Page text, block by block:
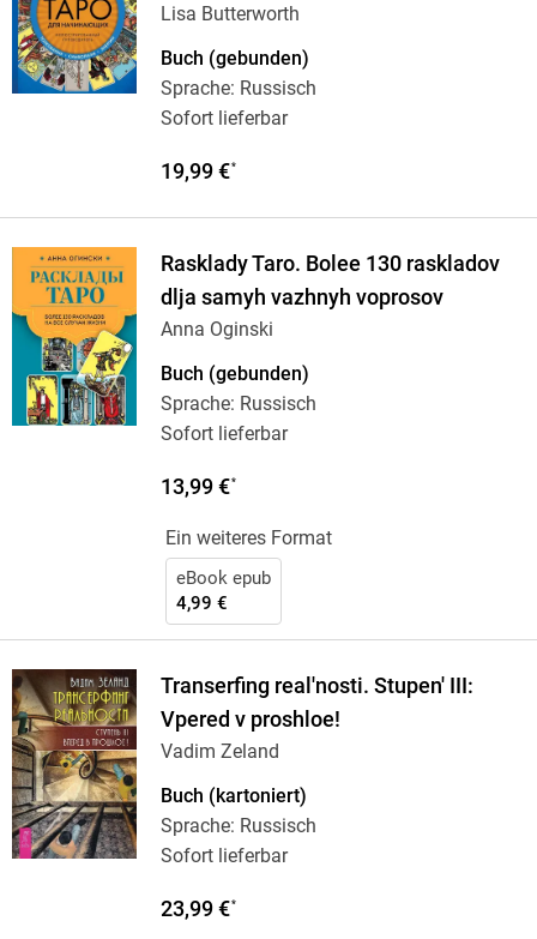
Lisa Butterworth
Buch (gebunden)
Sprache: Russisch
Sofort lieferbar
19,99 €*
Rasklady Taro. Bolee 130 raskladov
dlja samyh vazhnyh voprosov
Anna Oginski
Buch (gebunden)
Sprache: Russisch
Sofort lieferbar
13,99 €*
Ein weiteres Format
eBook epub
4,99 €
Transerfing real'nosti. Stupen' III:
Vpered v proshloe!
Vadim Zeland
Buch (kartoniert)
Sprache: Russisch
Sofort lieferbar
23,99 €*